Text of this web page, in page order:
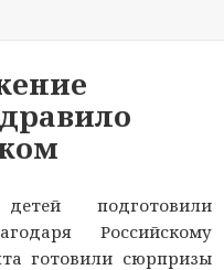
подготовили
Российскому
готовили сюрпризы